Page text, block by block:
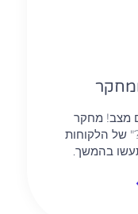
מצב! מחקר
של הלקוחות
בהמשך.